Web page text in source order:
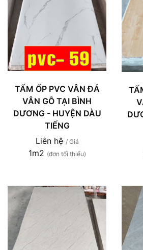
TẤM ỐP PVC VÂN ĐÁ
VÂN GỖ TẠI BÌNH
DƯƠNG - HUYỆN DÀU
TIẾNG
Liên hệ / Giá
1m2 (đơn tối thiểu)